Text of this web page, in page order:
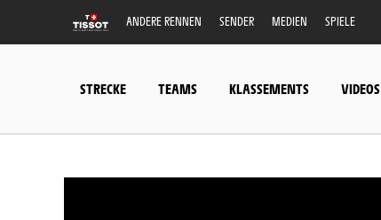
ANDERE RENNEN SENDER MEDIEN SPIELE
STRECKE TEAMS KLASSEMENTS VIDEOS